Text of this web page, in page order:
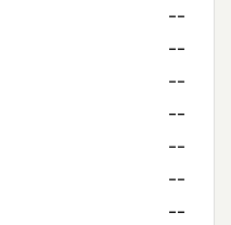
--
--
--
--
--
--
--